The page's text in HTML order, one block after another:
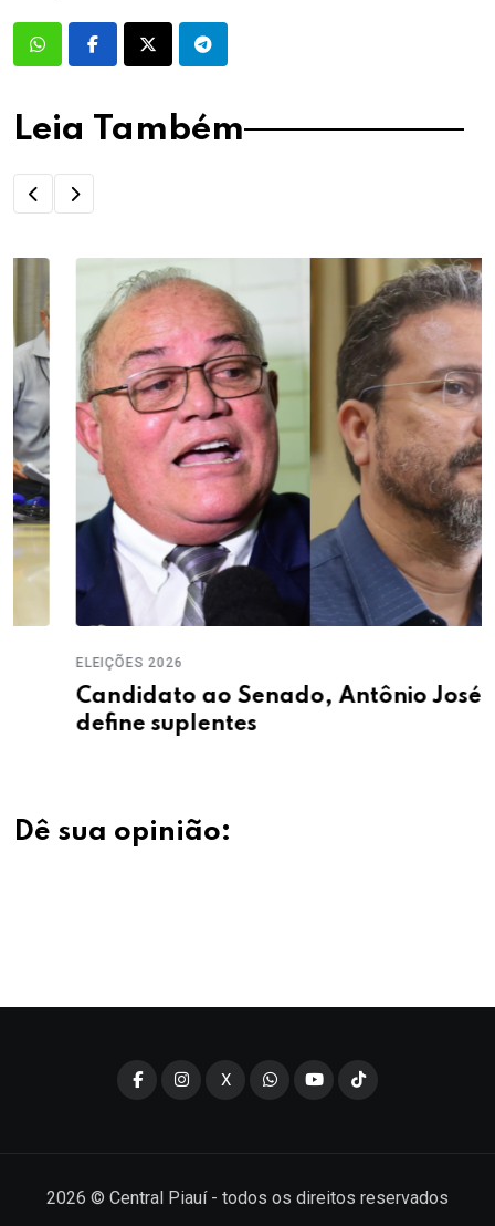
Leia Também
ELEIÇÕES 2026
Candidato ao Senado, Antônio José Lira
define suplentes
Dê sua opinião:
X
2026 © Central Piauí - todos os direitos reservados